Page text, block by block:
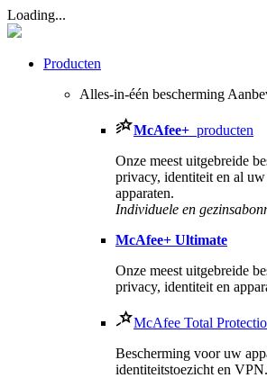
Loading...
Producten
Alles-in-één bescherming
McAfee+ producten
Onze meest uitgebreide
privacy, identiteit en al
apparaten.​
Individuele en
McAfee+ Ultimate
Onze meest uitgebreide
privacy, identiteit en
McAfee Total
Bescherming voor uw
identiteitstoezicht en VPN.